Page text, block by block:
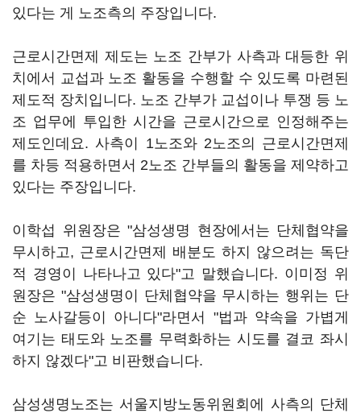
있다는 게 노조측의 주장입니다.
근로시간면제 제도는 노조 간부가 사측과 대등한 위
치에서 교섭과 노조 활동을 수행할 수 있도록 마련된
제도적 장치입니다. 노조 간부가 교섭이나 투쟁 등 노
조 업무에 투입한 시간을 근로시간으로 인정해주는
제도인데요. 사측이 1노조와 2노조의 근로시간면제
를 차등 적용하면서 2노조 간부들의 활동을 제약하고
있다는 주장입니다.
이학섭 위원장은 "삼성생명 현장에서는 단체협약을
무시하고, 근로시간면제 배분도 하지 않으려는 독단
적 경영이 나타나고 있다"고 말했습니다. 이미정 위
원장은 "삼성생명이 단체협약을 무시하는 행위는 단
순 노사갈등이 아니다"라면서 "법과 약속을 가볍게
여기는 태도와 노조를 무력화하는 시도를 결코 좌시
하지 않겠다"고 비판했습니다.
삼성생명노조는 서울지방노동위원회에 사측의 단체